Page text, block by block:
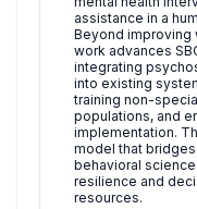
assistance in a
Beyond improving
work advances
integrating
into existing
training non-
populations, and
implementation.
model that
behavioral
resilience and
resources.